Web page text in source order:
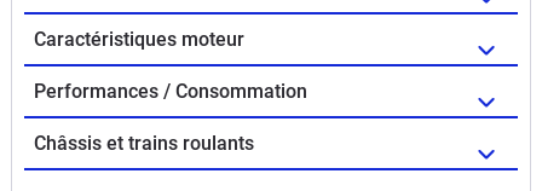
Caractéristiques moteur
Performances / Consommation
Châssis et trains roulants